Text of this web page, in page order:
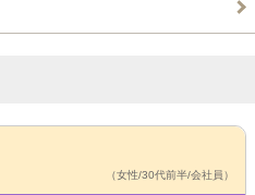
（女性/30代前半/会社員）